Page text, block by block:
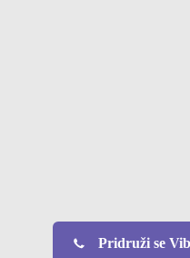
Pridruži se